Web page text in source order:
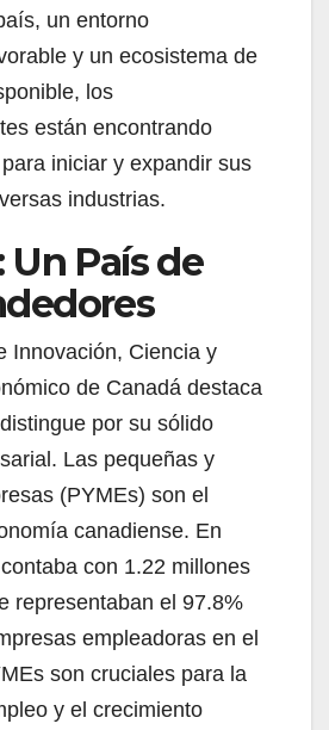
un entorno
y un ecosistema de
los
están encontrando
iniciar y expandir sus
industrias.
Un País de
Innovación, Ciencia y
de Canadá destaca
por su sólido
Las pequeñas y
(PYMEs) son el
canadiense. En
con 1.22 millones
representaban el 97.8%
empleadoras en el
son cruciales para la
y el crecimiento